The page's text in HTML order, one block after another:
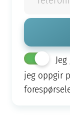
jeg oppgir